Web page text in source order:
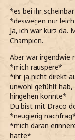
*es bei ihr
*deswegen nur
Ja, ich war kurz da.
Champion.
Aber war irgendwie
*mich räuspere*
*ihr ja nicht direkt
unwohl gefühlt
hingehen konnte*
Du bist mit Draco
*neugierig nachfrag*
*mich daran
hatte*